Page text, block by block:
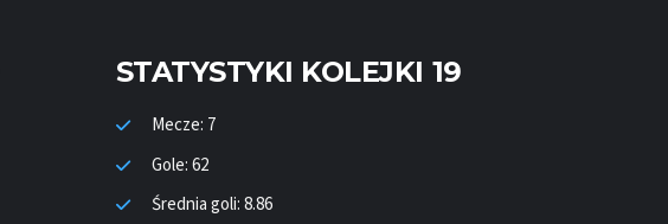
STATYSTYKI KOLEJKI 19
Mecze: 7
Gole: 62
Średnia goli: 8.86